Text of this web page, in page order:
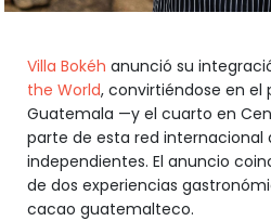
Villa Bokéh anunció su
the World, convirtiéndose en el
Guatemala —y el cuarto en
parte de esta red internacional
independientes. El anuncio
de dos experiencias
cacao guatemalteco.